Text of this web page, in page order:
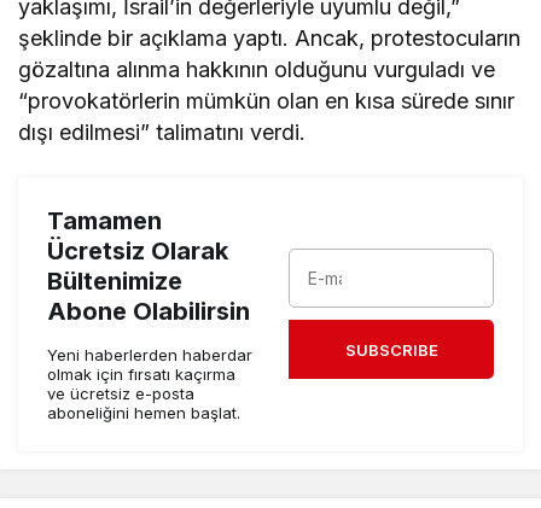
yaklaşımı, İsrail’in değerleriyle uyumlu değil,”
şeklinde bir açıklama yaptı. Ancak, protestocuların
gözaltına alınma hakkının olduğunu vurguladı ve
“provokatörlerin mümkün olan en kısa sürede sınır
dışı edilmesi” talimatını verdi.
Tamamen
Ücretsiz Olarak
Bültenimize
Abone Olabilirsin
Yeni haberlerden haberdar
olmak için fırsatı kaçırma
ve ücretsiz e-posta
aboneliğini hemen başlat.
SUBSCRIBE